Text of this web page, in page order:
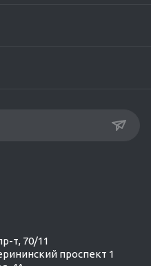
т, 70/11
проспект 1